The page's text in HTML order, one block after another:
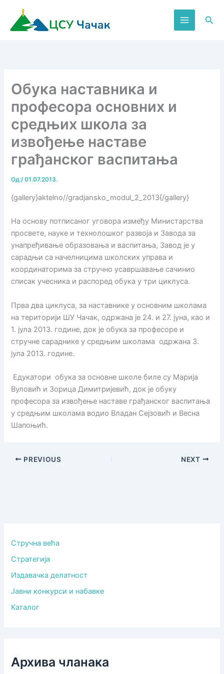
садржај
Обука наставника и
професора основних и
средњих школа за
извођење наставе
грађанског васпитања
Од:/01.07.2013.
{gallery}aktelno//gradjansko_modul_2_2013{/gallery}
На основу потписаног уговора између Министарства
просвете, науке и технолошког развоја и Завода за
унапређивање образовања и васпитања, Завод је у
сарадњи са начелницима школских управа и
координаторима за стручно усавршавање сачиниo
списак учесника и распоред обука у три циклуса.
Прва два циклуса, за наставнике у основним школама
на територији ШУ Чачак, одржана је 24. и 27. јуна, као и
1. јула 2013. године, док је обука за професоре и
стручне сараднике у средњим школама одржана 3.
јула 2013. године.
Едукатори обука за основне школе биле су Марија
Вуловић и Зорица Димитријевић, док је обуку
професора за извођење наставе грађанског васпитања
у средњим школама водио Владан Сејзовић и Весна
Шапоњић.
PREVIOUS NEXT
Стручна већа
Стратегија
Издавачка делатност
Јавни конкурси и набавке
Каталог
Архива чланака